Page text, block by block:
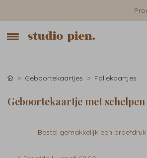
Geboortekaartjes Foliekaartjes
Geboortekaartje met
Bestel gemakkelijk een